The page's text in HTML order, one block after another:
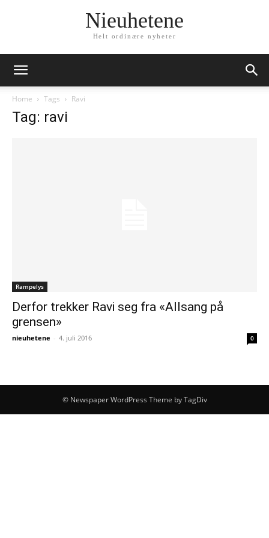
Nieuhetene
Helt ordinære nyheter
Home Tags Ravi
Tag: ravi
Rampelys
Derfor trekker Ravi seg fra «Allsang på
grensen»
nieuhetene - 4. juli 2016 0
© Newspaper WordPress Theme by TagDiv